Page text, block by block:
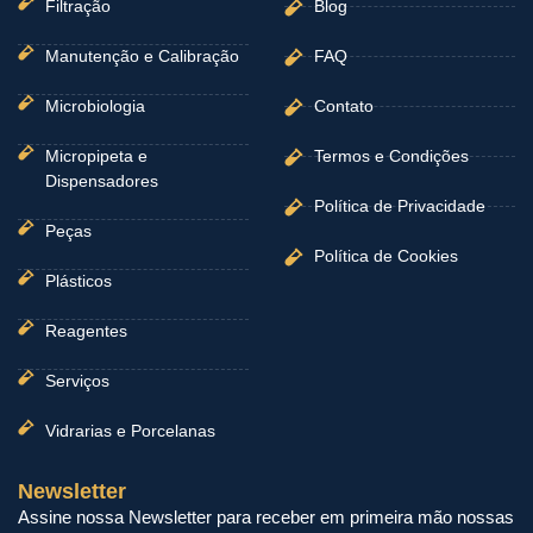
Filtração
Manutenção e Calibração
Microbiologia
Micropipeta e
Dispensadores
Peças
Plásticos
Reagentes
Serviços
Vidrarias e Porcelanas
Blog
FAQ
Contato
Termos e Condições
Política de Privacidade
Política de Cookies
Newsletter
Assine nossa Newsletter para receber em primeira mão nossas